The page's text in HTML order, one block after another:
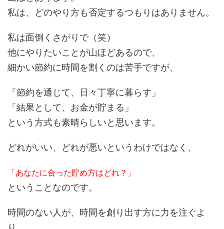
私は、どのやり方も否定するつもりはありません。
私は面倒くさがりで（笑）
他にやりたいことが山ほどあるので、
細かい節約に時間を割くのは苦手ですが、
「節約を通じて、日々丁寧に暮らす」
「結果として、お金が貯まる」
という方式も素晴らしいと思います。
どれがいい、どれが悪いというわけではなく、
「あなたに合った貯め方はどれ？」
ということなのです。
時間のない人が、時間を創り出す方に力を注ぐよ